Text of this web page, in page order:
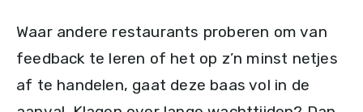
Waar andere restaurants proberen om van
feedback te leren of het op z’n minst netjes
af te handelen, gaat deze baas vol in de